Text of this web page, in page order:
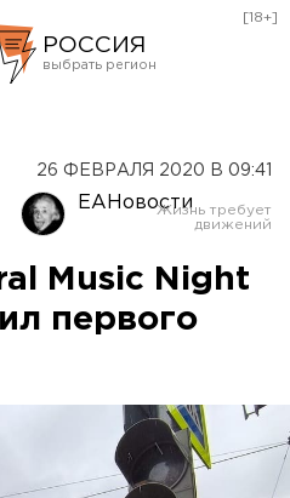
РОССИЯ
Оренбург
[18+]
26 ФЕВРАЛЯ 2020 В 09:41
ЕАНовости
Music Night
первого